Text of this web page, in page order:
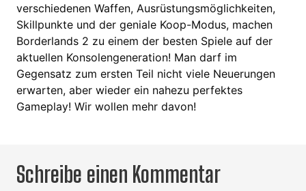
verschiedenen Waffen, Ausrüstungsmöglichkeiten,
Skillpunkte und der geniale Koop-Modus, machen
Borderlands 2 zu einem der besten Spiele auf der
aktuellen Konsolengeneration! Man darf im
Gegensatz zum ersten Teil nicht viele Neuerungen
erwarten, aber wieder ein nahezu perfektes
Gameplay! Wir wollen mehr davon!
Schreibe einen Kommentar